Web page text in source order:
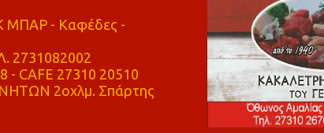
ΜΠΑΡ - Καφέδες -
CAFE 27310 20510
2οχλμ. Σπάρτης